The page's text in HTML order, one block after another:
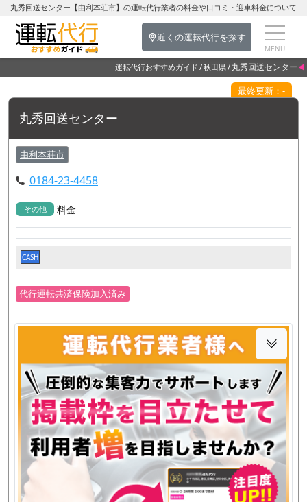
丸秀回送センター【由利本荘市】の運転代行業者の料金や口コミ・迎車料金について
近くの運転代行を探す
運転代行おすすめガイド 秋田県 丸秀回送センター
最終更新：-
丸秀回送センター
由利本荘市
0184-23-4458
その他 料金
CASH
代行運転共済保険加入済み